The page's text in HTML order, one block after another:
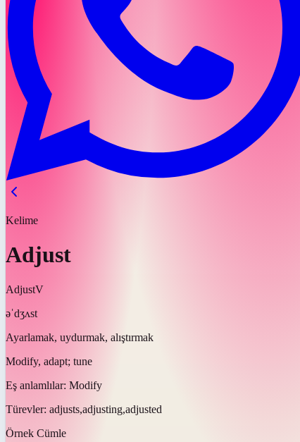
Kelime
Adjust
AdjustV
əˈdʒʌst
Ayarlamak, uydurmak, alıştırmak
Modify, adapt; tune
Eş anlamlılar: Modify
Türevler: adjusts,adjusting,adjusted
Örnek Cümle